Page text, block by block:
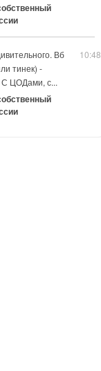
10:48
Вб
тинек) -
С ЦОДами, с...